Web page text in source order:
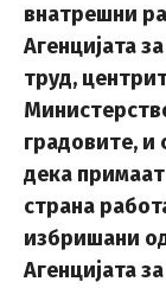
внатрешни
Агенцијата
труд,
градовите, и
дека
страна
избришани
Агенцијата